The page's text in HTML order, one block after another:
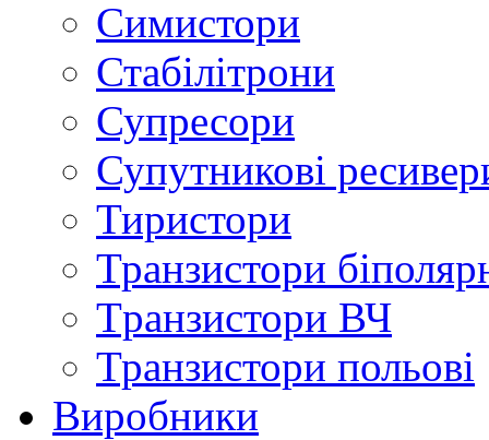
Симистори
Стабілітрони
Супресори
Супутникові
Тиристори
Транзистори
Tранзистори ВЧ
Транзистори польові
Виробники